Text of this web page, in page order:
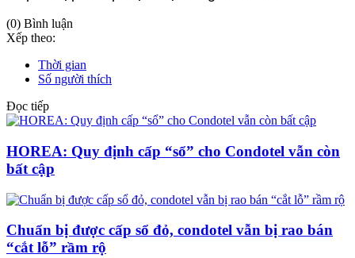
(0) Bình luận
Xếp theo:
Thời gian
Số người thích
Đọc tiếp
HOREA: Quy định cấp “sổ” cho Condotel vẫn còn
bất cập
Chuẩn bị được cấp sổ đỏ, condotel vẫn bị rao bán
“cắt lỗ” rầm rộ